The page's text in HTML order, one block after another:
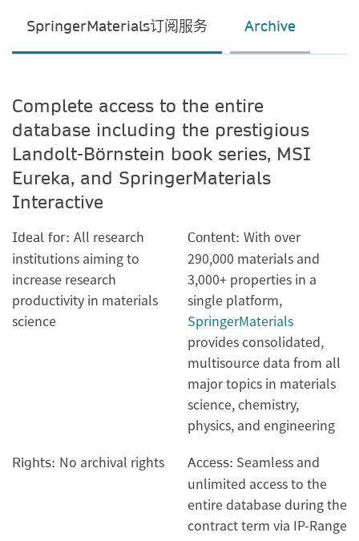
SpringerMaterials订阅服务 Archive
Complete access to the entire
database including the prestigious
Landolt-Börnstein book series, MSI
Eureka, and SpringerMaterials
Interactive
Ideal for: All research
institutions aiming to
increase research
productivity in materials
science
Content: With over
290,000 materials and
3,000+ properties in a
single platform,
SpringerMaterials
provides consolidated,
multisource data from all
major topics in materials
science, chemistry,
physics, and engineering
Rights: No archival rights Access: Seamless and
unlimited access to the
entire database during the
contract term via IP-Range